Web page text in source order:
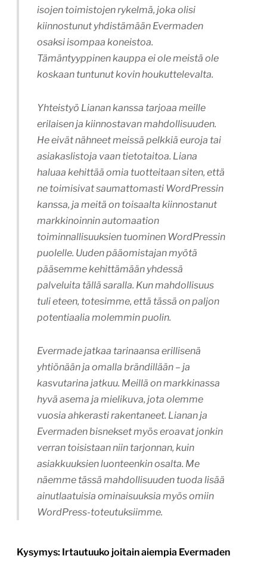
isojen toimistojen rykelmä, joka olisi
kiinnostunut yhdistämään Evermaden
osaksi isompaa koneistoa.
Tämäntyyppinen kauppa ei ole meistä ole
koskaan tuntunut kovin houkuttelevalta.
Yhteistyö Lianan kanssa tarjoaa meille
erilaisen ja kiinnostavan mahdollisuuden.
He eivät nähneet meissä pelkkiä euroja tai
asiakaslistoja vaan tietotaitoa. Liana
haluaa kehittää omia tuotteitaan siten, että
ne toimisivat saumattomasti WordPressin
kanssa, ja meitä on toisaalta kiinnostanut
markkinoinnin automaation
toiminnallisuuksien tuominen WordPressin
puolelle. Uuden pääomistajan myötä
pääsemme kehittämään yhdessä
palveluita tällä saralla. Kun mahdollisuus
tuli eteen, totesimme, että tässä on paljon
potentiaalia molemmin puolin.
Evermade jatkaa tarinaansa erillisenä
yhtiönään ja omalla brändillään – ja
kasvutarina jatkuu. Meillä on markkinassa
hyvä asema ja mielikuva, jota olemme
vuosia ahkerasti rakentaneet. Lianan ja
Evermaden bisnekset myös eroavat jonkin
verran toisistaan niin tarjonnan, kuin
asiakkuuksien luonteenkin osalta. Me
näemme tässä mahdollisuuden tuoda lisää
ainutlaatuisia ominaisuuksia myös omiin
WordPress-toteutuksiimme.
Kysymys: Irtautuuko joitain aiempia Evermaden